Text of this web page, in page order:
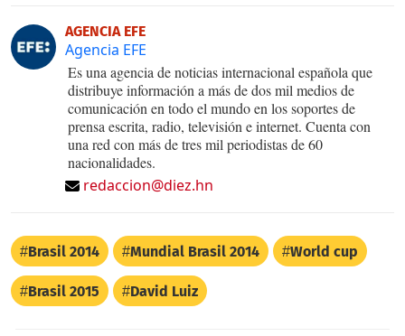
AGENCIA EFE
Agencia EFE
Es una agencia de noticias internacional española que
distribuye información a más de dos mil medios de
comunicación en todo el mundo en los soportes de
prensa escrita, radio, televisión e internet. Cuenta con
una red con más de tres mil periodistas de 60
nacionalidades.
redaccion@diez.hn
Brasil 2014 Mundial Brasil 2014 World cup
Brasil 2015 David Luiz